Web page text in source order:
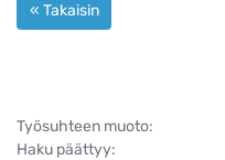
« Takaisin
Työsuhteen muoto:
Haku päättyy: